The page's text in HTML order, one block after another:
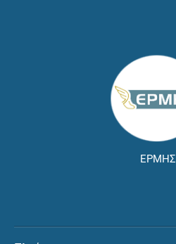
ΕΡΜΗΣ